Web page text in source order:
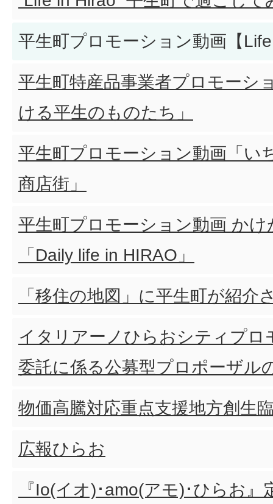
平生町プロモーション動画【
平生町特産品事業者プロモーシ
ける平生のものたち」
平生町プロモーション動画「い
商店街」
平生町プロモーション動画 か
「Daily life in HIRAO」
「移住の地図」に平生町が紹介
イタリアーノひらおシティプロ
委託に係る公募型プロポーザル
物価高騰対応重点支援地方創生
広報ひらお
『Io(イオ)･amo(アモ)･ひらお